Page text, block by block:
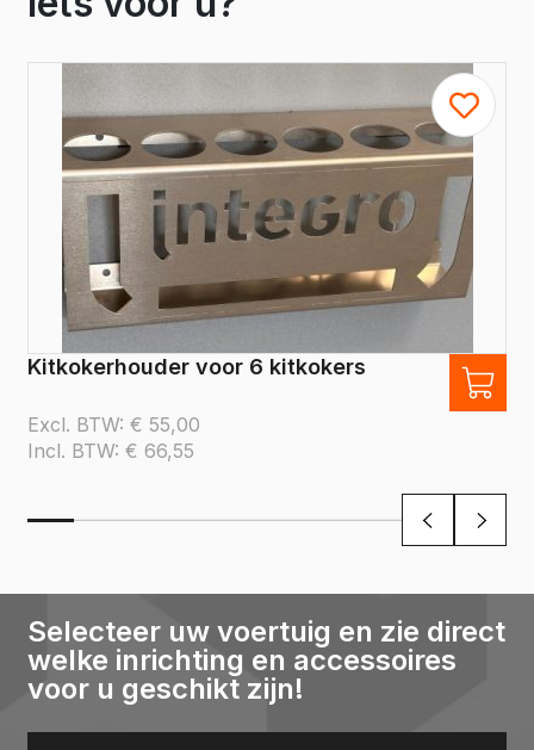
Kitkokerhouder voor 6 kitkokers
Excl. BTW: € 55,00
Incl. BTW: € 66,55
Selecteer uw voertuig en zie direct
welke inrichting en accessoires
voor u geschikt zijn!